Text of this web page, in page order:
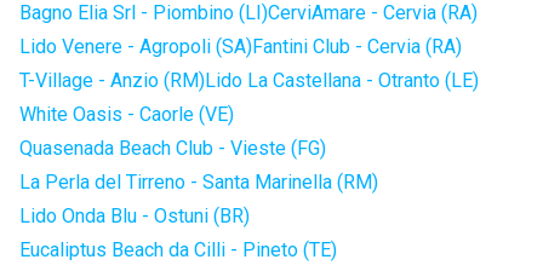
Bagno Elia Srl - Piombino (LI)CerviAmare - Cervia (RA)
Lido Venere - Agropoli (SA)Fantini Club - Cervia (RA)
T-Village - Anzio (RM)Lido La Castellana - Otranto (LE)
White Oasis - Caorle (VE)
Quasenada Beach Club - Vieste (FG)
La Perla del Tirreno - Santa Marinella (RM)
Lido Onda Blu - Ostuni (BR)
Eucaliptus Beach da Cilli - Pineto (TE)